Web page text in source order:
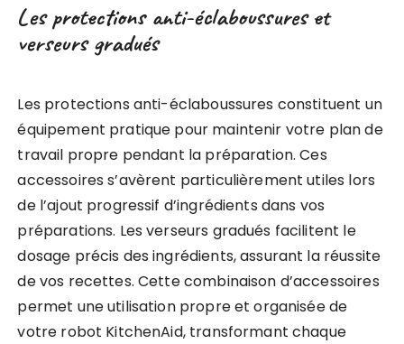
Les protections anti-éclaboussures et
verseurs gradués
Les protections anti-éclaboussures constituent un
équipement pratique pour maintenir votre plan de
travail propre pendant la préparation. Ces
accessoires s’avèrent particulièrement utiles lors
de l’ajout progressif d’ingrédients dans vos
préparations. Les verseurs gradués facilitent le
dosage précis des ingrédients, assurant la réussite
de vos recettes. Cette combinaison d’accessoires
permet une utilisation propre et organisée de
votre robot KitchenAid, transformant chaque